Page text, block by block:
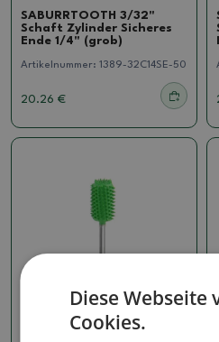
SABURRTOOTH 3/32"
Schaft Zylinder Sicheres
Ende 1/4" (grob)
Artikelnummer: 1389-32C14SE-50
20.26 €
Diese Webseite
Cookies.